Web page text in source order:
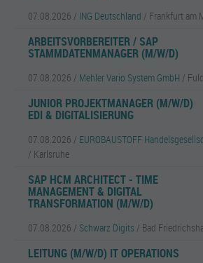
07.08.2026 / ING Deutschland / Frankfurt am
ARBEITSVORBEREITER / SAP
STAMMDATENMANAGER (M/W/D)
07.08.2026 / Mehler Vario System GmbH /
JUNIOR PROJEKTMANAGER (M/W/D)
EDI & DIGITALISIERUNG
07.08.2026 / EUROBAUSTOFF
/ Karlsruhe
SAP HCM ARCHITECT - TIME
MANAGEMENT & DIGITAL
TRANSFORMATION (M/W/D)
07.08.2026 / Schwarz Digits / Bad
LEITUNG (M/W/D) IT OPERATIONS